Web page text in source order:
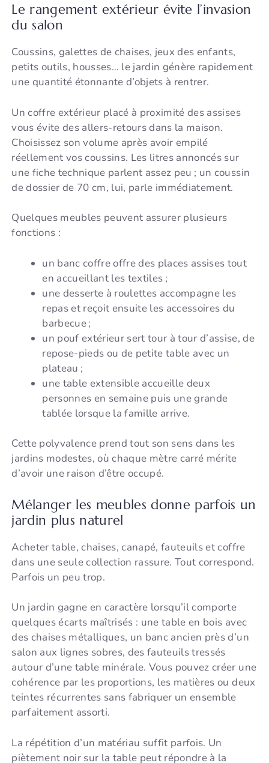
Le rangement extérieur évite l’invasion
du salon
Coussins, galettes de chaises, jeux des enfants,
petits outils, housses… le jardin génère rapidement
une quantité étonnante d’objets à rentrer.
Un coffre extérieur placé à proximité des assises
vous évite des allers-retours dans la maison.
Choisissez son volume après avoir empilé
réellement vos coussins. Les litres annoncés sur
une fiche technique parlent assez peu ; un coussin
de dossier de 70 cm, lui, parle immédiatement.
Quelques meubles peuvent assurer plusieurs
fonctions :
un banc coffre offre des places assises tout
en accueillant les textiles ;
une desserte à roulettes accompagne les
repas et reçoit ensuite les accessoires du
barbecue ;
un pouf extérieur sert tour à tour d’assise, de
repose-pieds ou de petite table avec un
plateau ;
une table extensible accueille deux
personnes en semaine puis une grande
tablée lorsque la famille arrive.
Cette polyvalence prend tout son sens dans les
jardins modestes, où chaque mètre carré mérite
d’avoir une raison d’être occupé.
Mélanger les meubles donne parfois un
jardin plus naturel
Acheter table, chaises, canapé, fauteuils et coffre
dans une seule collection rassure. Tout correspond.
Parfois un peu trop.
Un jardin gagne en caractère lorsqu’il comporte
quelques écarts maîtrisés : une table en bois avec
des chaises métalliques, un banc ancien près d’un
salon aux lignes sobres, des fauteuils tressés
autour d’une table minérale. Vous pouvez créer une
cohérence par les proportions, les matières ou deux
teintes récurrentes sans fabriquer un ensemble
parfaitement assorti.
La répétition d’un matériau suffit parfois. Un
piètement noir sur la table peut répondre à la